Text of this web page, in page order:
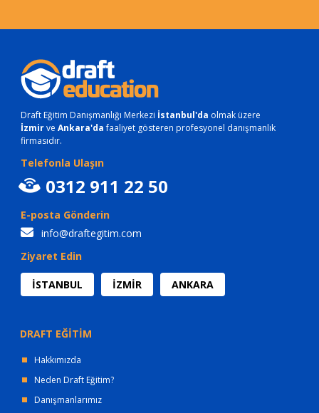
Draft Eğitim Danışmanlığı Merkezi İstanbul'da olmak üzere
İzmirve Ankara'dafaaliyet gösteren profesyonel danışmanlık
firmasıdır.
Telefonla Ulaşın
0312 911 22 50
E-posta Gönderin
info@draftegitim.com
Ziyaret Edin
İSTANBUL İZMİR ANKARA
DRAFT EĞİTİM
Hakkımızda
Neden Draft Eğitim?
Danışmanlarımız